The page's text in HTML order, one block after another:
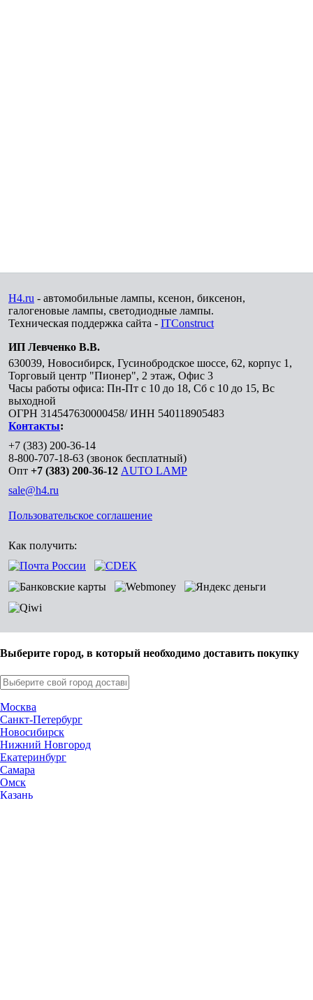
H4.ru - автомобильные лампы, ксенон, биксенон,
галогеновые лампы, светодиодные лампы.
Техническая поддержка сайта - ITConstruct
ИП Левченко В.В.
630039, Новосибирск, Гусинобродское шоссе, 62, корпус 1,
Торговый центр "Пионер", 2 этаж, Офис 3
Часы работы офиса: Пн-Пт с 10 до 18, Сб с 10 до 15, Вс
выходной
ОГРН 314547630000458/ ИНН 540118905483
Контакты:
+7 (383) 200-36-14
8-800-707-18-63 (звонок бесплатный)
Опт +7 (383) 200-36-12 AUTO LAMP
sale@h4.ru
Пользовательское соглашение
Как получить:
Выберите город, в который необходимо доставить покупку
Москва
Санкт-Петербург
Новосибирск
Нижний Новгород
Екатеринбург
Самара
Омск
Казань